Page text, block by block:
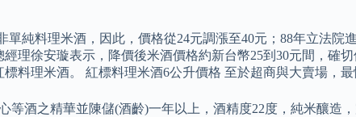
單純料理米酒，因此，價格從24元調漲至40元；88年立法
理徐安璇表示，降價後米酒價格約新台幣25到30元間，確
料理米酒。 紅標料理米酒6公升價格 至於超商與大賣場，
等酒之精華並陳儲(酒齡)一年以上，酒精度22度，純米釀